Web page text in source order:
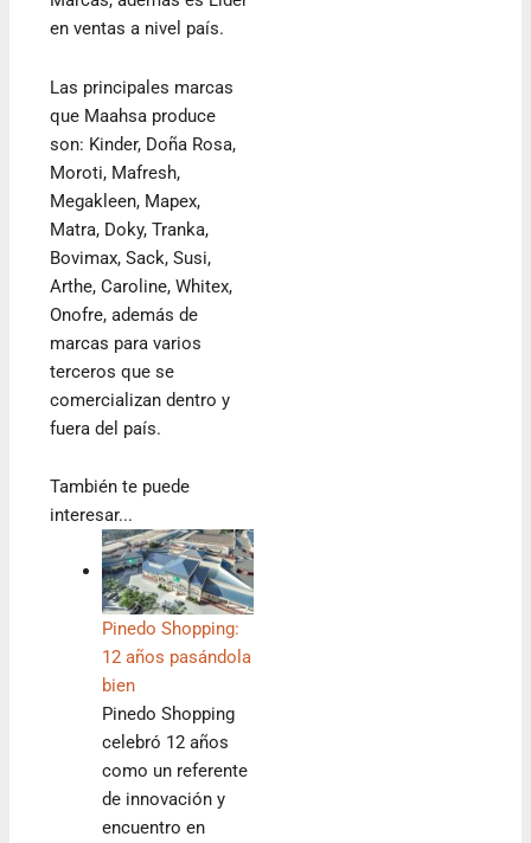
en ventas a nivel país.
Las principales marcas
que Maahsa produce
son: Kinder, Doña Rosa,
Moroti, Mafresh,
Megakleen, Mapex,
Matra, Doky, Tranka,
Bovimax, Sack, Susi,
Arthe, Caroline, Whitex,
Onofre, además de
marcas para varios
terceros que se
comercializan dentro y
fuera del país.
También te puede
interesar...
Pinedo Shopping:
12 años pasándola
bien
Pinedo Shopping
celebró 12 años
como un referente
de innovación y
encuentro en